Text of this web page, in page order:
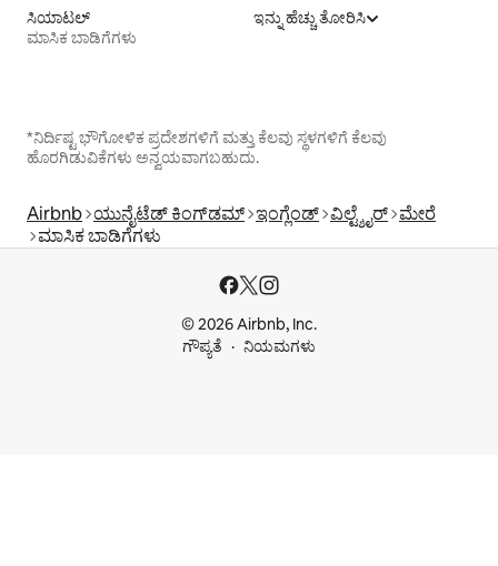
ಸಿಯಾಟಲ್
ಮಾಸಿಕ ಬಾಡಿಗೆಗಳು
ಇನ್ನು ಹೆಚ್ಚು ತೋರಿಸಿ
*ನಿರ್ದಿಷ್ಟ ಭೌಗೋಳಿಕ ಪ್ರದೇಶಗಳಿಗೆ ಮತ್ತು ಕೆಲವು ಸ್ಥಳಗಳಿಗೆ ಕೆಲವು
ಹೊರಗಿಡುವಿಕೆಗಳು ಅನ್ವಯವಾಗಬಹುದು.
Airbnb ಯುನೈಟೆಡ್ ಕಿಂಗ್‌ಡಮ್ ಇಂಗ್ಲೆಂಡ್ ವಿಲ್ಟ್ಶೈರ್ ಮೇರೆ
ಮಾಸಿಕ ಬಾಡಿಗೆಗಳು
© 2026 Airbnb, Inc.
ಗೌಪ್ಯತೆ
ನಿಯಮಗಳು